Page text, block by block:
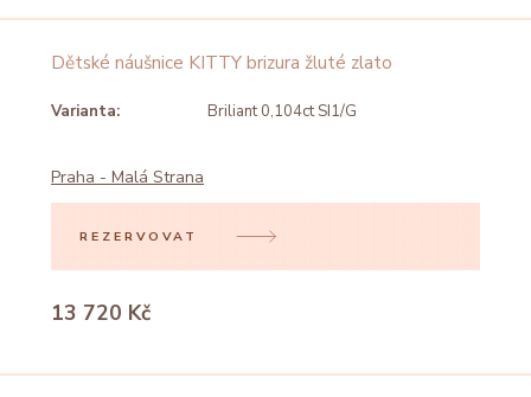
Dětské náušnice KITTY brizura žluté zlato
Varianta: Briliant 0,104ct SI1/G
Praha - Malá Strana
REZERVOVAT
13 720 Kč